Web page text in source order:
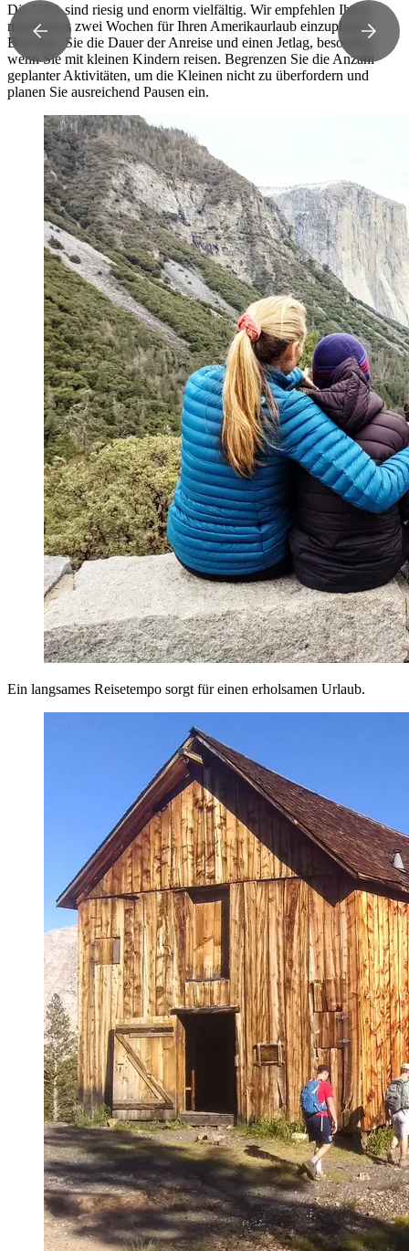
Die USA sind riesig und enorm vielfältig. Wir empfehlen Ihnen
mindestens zwei Wochen für Ihren Amerikaurlaub einzuplanen.
Beachten Sie die Dauer der Anreise und einen Jetlag, besonders
wenn Sie mit kleinen Kindern reisen. Begrenzen Sie die Anzahl
geplanter Aktivitäten, um die Kleinen nicht zu überfordern und
planen Sie ausreichend Pausen ein.
Ein langsames Reisetempo sorgt für einen erholsamen Urlaub.